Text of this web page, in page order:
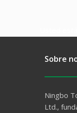
Sobre
Ningbo
Ltd.,